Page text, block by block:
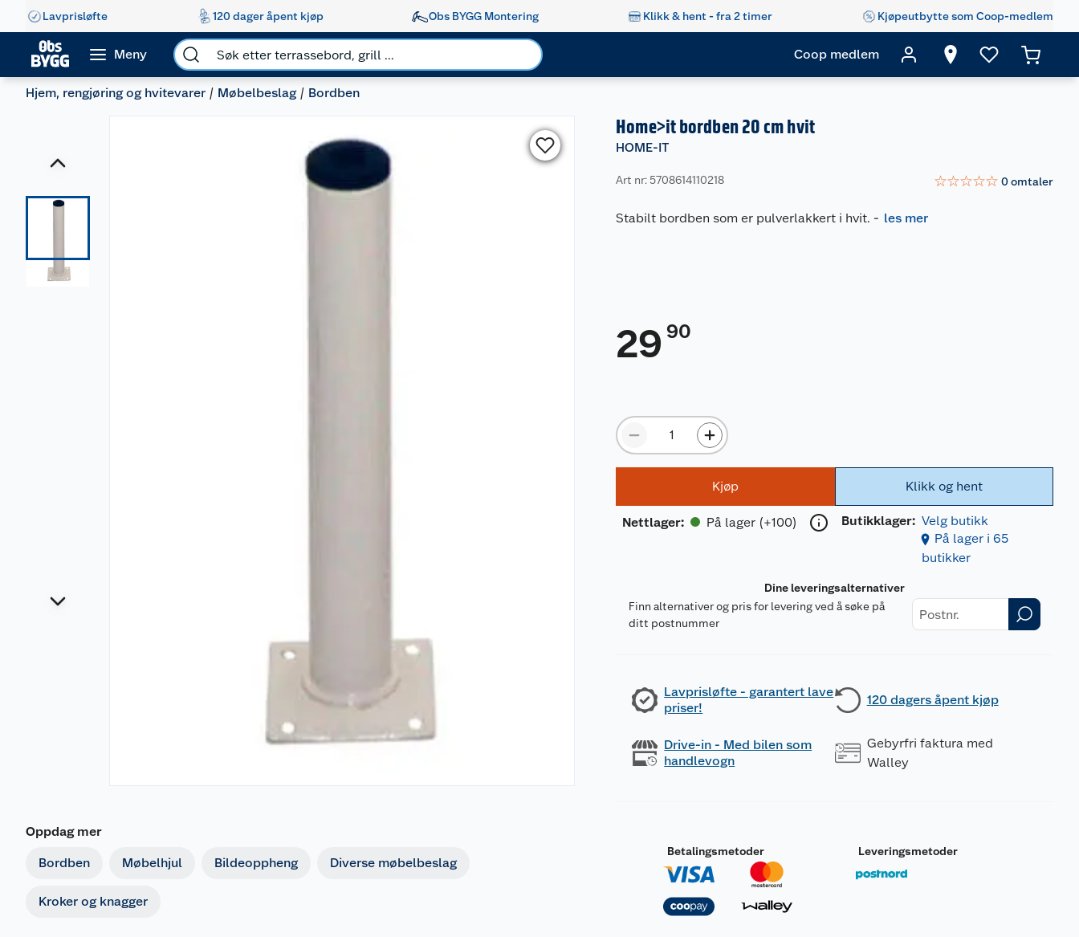
Lavprisløfte 120 dager åpent kjøp Obs BYGG Montering Klikk & hent - fra 2 timer Kjøpeutbytte som Coop-medlem
Meny Coop medlem
Hjem, rengjøring og hvitevarer Møbelbeslag Bordben
Oppdag mer
Bordben Møbelhjul Bildeoppheng Diverse møbelbeslag
Kroker og knagger
Home>it bordben 20 cm hvit
HOME-IT
Art nr: 5708614110218 ☆☆☆☆☆ 0omtaler
Stabilt bordben som er pulverlakkert i hvit. - les mer
29 90
Kjøp
Nettlager: På lager (+100)
Klikk og hent
Butikklager: Velg butikk
På lager i 65
butikker
Dine leveringsalternativer
Finn alternativer og pris for levering ved å søke på
ditt postnummer
Lavprisløfte - garantert lave
priser!
120 dagers åpent kjøp
Drive-in - Med bilen som
handlevogn
Gebyrfri faktura med
Walley
Betalingsmetoder Leveringsmetoder